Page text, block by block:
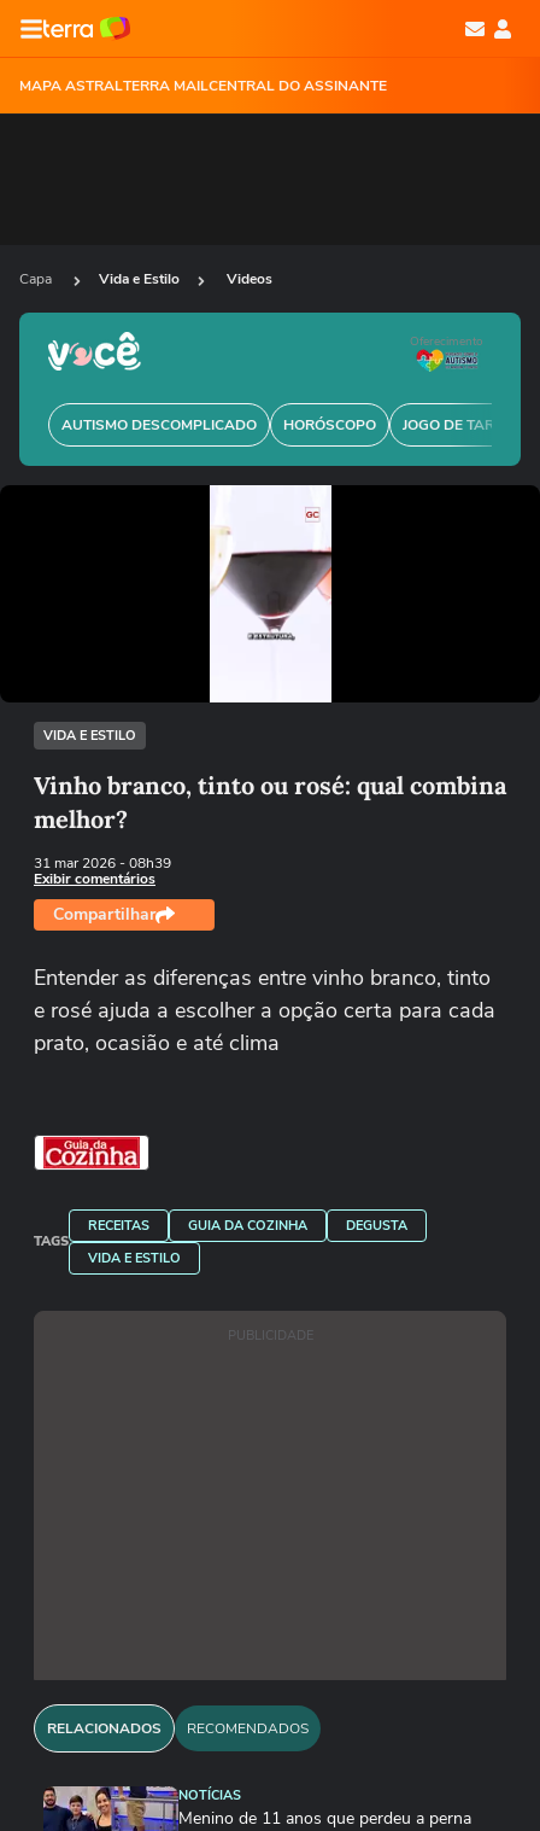
MAPA ASTRALTERRA MAILCENTRAL DO ASSINANTE
Capa Vida e Estilo Videos
AUTISMO DESCOMPLICADO HORÓSCOPO JOGO DE TARÔ
Oferecimento
Não foi possível reproduzir o vídeo
Tentar novamente
VIDA E ESTILO
Vinho branco, tinto ou rosé: qual combina
melhor?
31 mar 2026- 08h39
Exibir comentários
Compartilhar
Entender as diferenças entre vinho branco, tinto
e rosé ajuda a escolher a opção certa para cada
prato, ocasião e até clima
TAGS
RECEITAS GUIA DA COZINHA
DEGUSTA
VIDA E ESTILO
PUBLICIDADE
RELACIONADOS RECOMENDADOS
NOTÍCIAS
Menino de 11 anos que perdeu a perna